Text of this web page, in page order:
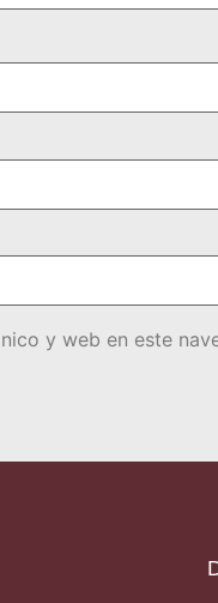
y web en este